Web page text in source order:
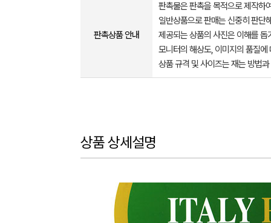
판촉상품 안내
판촉물은 판촉을 목적으로 제작하
일반상품으로 판매는 신중히 판단
제공되는 상품의 사진은 이해를
모니터의 해상도, 이미지의 품질
상품 규격 및 사이즈는 재는 방법
상품 상세설명